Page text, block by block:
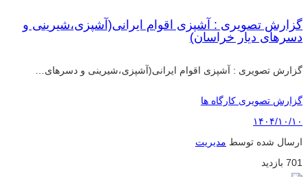
گزارش تصویری : آشپزی اقوام ایرانی(آشپزی،شیرینی و
دسرهای دیار خراسان)
گزارش تصویری : آشپزی اقوام ایرانی(آشپزی،شیرینی و دسرهای…
گزارش تصویری کارگاه ها
۱۴۰۴/۱۰/۱۰
ارسال شده توسط مدیریت
701 بازدید